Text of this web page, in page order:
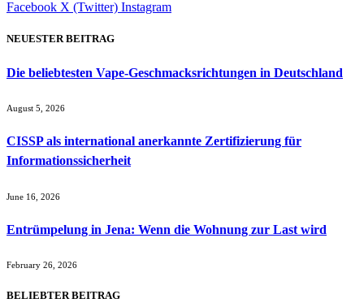
Facebook X (Twitter) Instagram
NEUESTER BEITRAG
Die beliebtesten Vape-Geschmacksrichtungen in Deutschland
August 5, 2026
CISSP als international anerkannte Zertifizierung für
Informationssicherheit
June 16, 2026
Entrümpelung in Jena: Wenn die Wohnung zur Last wird
February 26, 2026
BELIEBTER BEITRAG